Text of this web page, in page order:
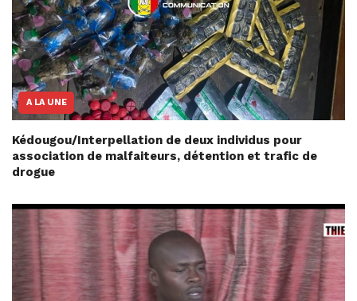
A LA UNE
Kédougou/Interpellation de deux individus pour
association de malfaiteurs, détention et trafic de
drogue